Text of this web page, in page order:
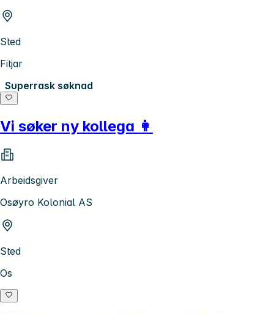
Sted
Fitjar
Superrask søknad
Vi søker ny kollega 👩
Arbeidsgiver
Osøyro Kolonial AS
Sted
Os